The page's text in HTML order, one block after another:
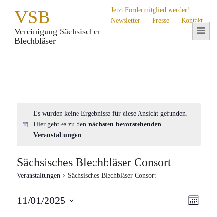
VSB
Vereinigung Sächsischer
Blechbläser
Jetzt Fördermitglied werden!
Newsletter
Presse Kontakt
Es wurden keine Ergebnisse für diese Ansicht gefunden.
Hier geht es zu dennächsten bevorstehenden
Veranstaltungen.
Sächsisches Blechbläser Consort
Veranstaltungen Sächsisches Blechbläser Consort
Monat
11/01/2025